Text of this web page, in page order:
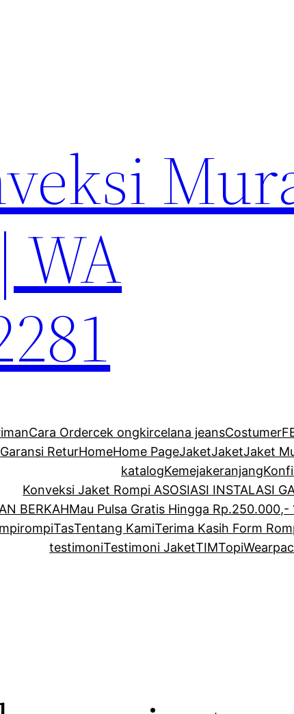
WA
Cara Ordercek ongkircelana jeansCostumer
Garansi ReturHomeHome PageJaketJaketJaket
katalogKemejakeranjang
Konveksi Jaket Rompi ASOSIASI INSTALASI
BERKAHMau Pulsa Gratis Hingga Rp.250.000,-
rompiTasTentang KamiTerima Kasih Form
testimoniTestimoni JaketTIMTopi